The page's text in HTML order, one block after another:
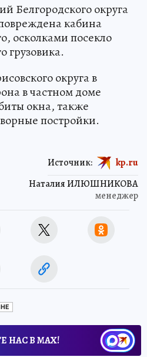
Белгородского округа
кабина
осколками посекло
грузовика.
округа в
в частном доме
окна, также
постройки.
Наталия ИЛЮШНИКОВА
менеджер
Источник: kp.ru
НАС В МАХ!